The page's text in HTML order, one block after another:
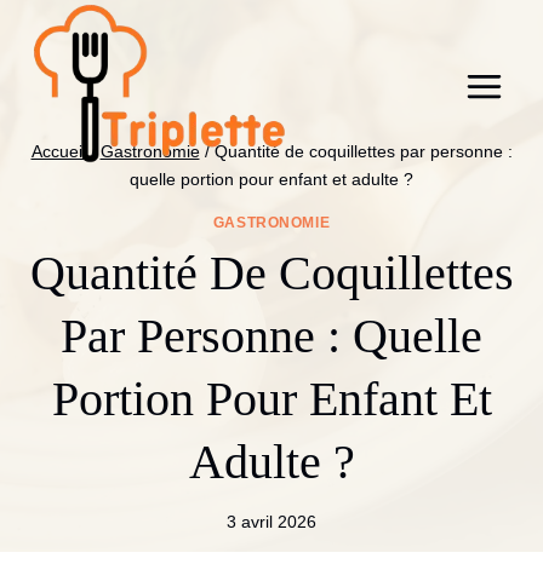
contenu
Accueil / Gastronomie / Quantité de coquillettes par personne :
quelle portion pour enfant et adulte ?
GASTRONOMIE
Quantité De Coquillettes
Par Personne : Quelle
Portion Pour Enfant Et
Adulte ?
3 avril 2026